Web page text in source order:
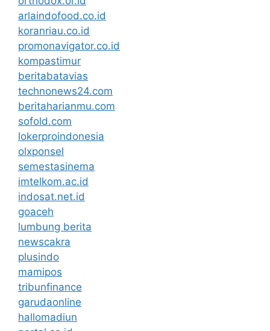
arlaindofood.co.id
koranriau.co.id
promonavigator.co.id
kompastimur
beritabatavias
technonews24.com
beritaharianmu.com
sofold.com
lokerproindonesia
olxponsel
semestasinema
imtelkom.ac.id
indosat.net.id
goaceh
lumbung berita
newscakra
plusindo
mamipos
tribunfinance
garudaonline
hallomadiun